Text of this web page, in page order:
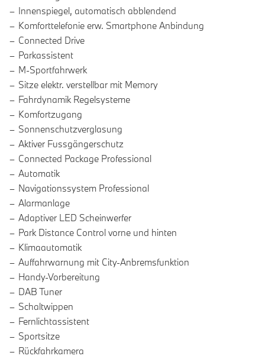
Innenspiegel, automatisch abblendend
Komforttelefonie erw. Smartphone Anbindung
Connected Drive
Parkassistent
M-Sportfahrwerk
Sitze elektr. verstellbar mit Memory
Fahrdynamik Regelsysteme
Komfortzugang
Sonnenschutzverglasung
Aktiver Fussgängerschutz
Connected Package Professional
Automatik
Navigationssystem Professional
Alarmanlage
Adaptiver LED Scheinwerfer
Park Distance Control vorne und hinten
Klimaautomatik
Auffahrwarnung mit City-Anbremsfunktion
Handy-Vorbereitung
DAB Tuner
Schaltwippen
Fernlichtassistent
Sportsitze
Rückfahrkamera